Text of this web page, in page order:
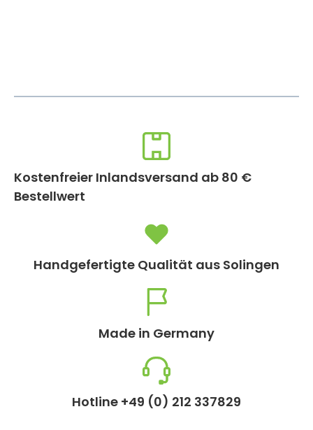
Kostenfreier Inlandsversand ab 80 €
Bestellwert
Handgefertigte Qualität aus Solingen
Made in Germany
Hotline +49 (0) 212 337829